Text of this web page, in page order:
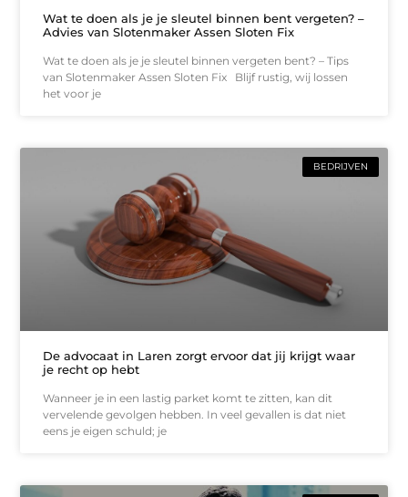
Wat te doen als je je sleutel binnen bent vergeten? –
Advies van Slotenmaker Assen Sloten Fix
Wat te doen als je je sleutel binnen vergeten bent? – Tips
van Slotenmaker Assen Sloten Fix Blijf rustig, wij lossen
het voor je
BEDRIJVEN
De advocaat in Laren zorgt ervoor dat jij krijgt waar
je recht op hebt
Wanneer je in een lastig parket komt te zitten, kan dit
vervelende gevolgen hebben. In veel gevallen is dat niet
eens je eigen schuld; je